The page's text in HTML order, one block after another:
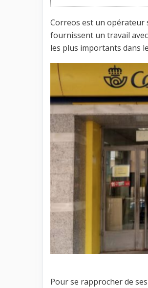
Correos est un opérateur
fournissent un travail
les plus importants dans
Pour se rapprocher de